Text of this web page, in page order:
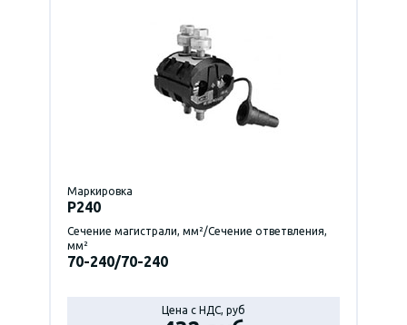
Маркировка
P240
Сечение магистрали, мм²/Сечение ответвления,
мм²
70-240/70-240
Цена с НДС, руб